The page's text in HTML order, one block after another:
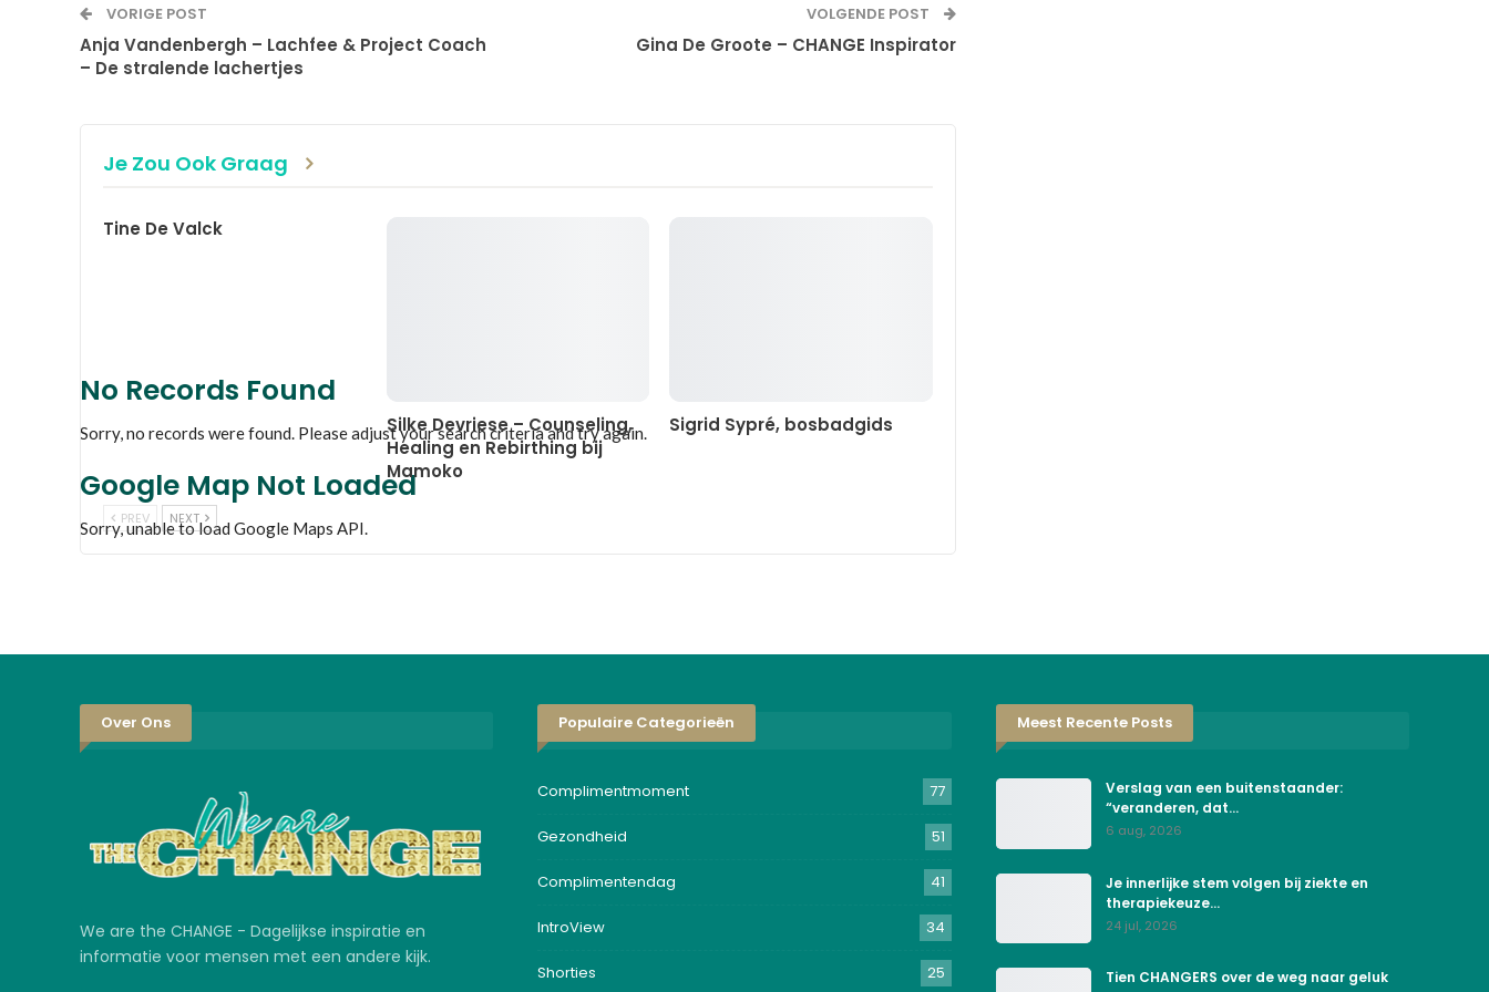
No Records Found
Sorry, no records were found. Please adjust your search criteria and try again.
Google Map Not Loaded
Sorry, unable to load Google Maps API.
VORIGE POST
Anja Vandenbergh – Lachfee & Project Coach
– De stralende lachertjes
VOLGENDE POST
Gina De Groote – CHANGE Inspirator
Je Zou Ook Graag
Tine De Valck
Silke Devriese – Counseling,
Healing en Rebirthing bij
Mamoko
Sigrid Sypré, bosbadgids
PREV NEXT
Over Ons
We are the CHANGE - Dagelijkse inspiratie en
informatie voor mensen met een andere kijk.
Populaire Categorieën
Complimentmoment 77
Gezondheid 51
Complimentendag 41
IntroView 34
Shorties 25
Meest Recente Posts
Verslag van een buitenstaander:
“veranderen, dat…
6 aug, 2026
Je innerlijke stem volgen bij ziekte en
therapiekeuze…
24 jul, 2026
Tien CHANGERS over de weg naar geluk